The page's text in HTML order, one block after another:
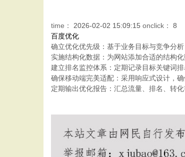
time： 2026-02-02 15:09:15 onclick：
8
百度优化
确立优化优先级：基于业务目标与竞争分
实施结构化数据：为网站添加合适的结构
建立排名监控体系：定期记录目标关键词
确保移动端完美适配：采用响应式设计，
定期输出优化报告：汇总流量、排名、转